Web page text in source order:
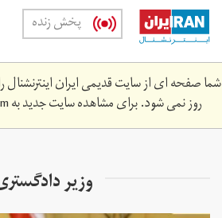
Skip
main
content
پخش زنده
شما صفحه ای از سایت قدیمی ایران اینترنشنال
روز نمی شود. برای مشاهده سایت جدید به
وزیر